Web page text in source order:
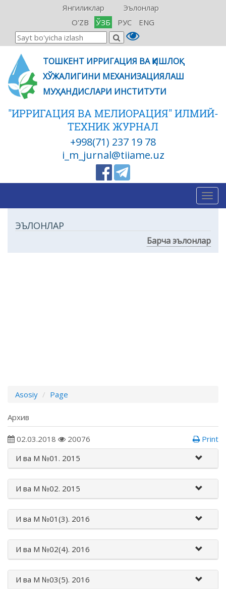
Янгиликлар
Эълонлар
O'ZB
ЎЗБ РУС ENG
ТОШКЕНТ ИРРИГАЦИЯ ВА ҚИШЛОҚ
ХЎЖАЛИГИНИ МЕХАНИЗАЦИЯЛАШ
МУҲАНДИСЛАРИ ИНСТИТУТИ
"ИРРИГАЦИЯ ВА МЕЛИОРАЦИЯ" ИЛМИЙ-
ТЕХНИК ЖУРНАЛ
+998(71) 237 19 78
i_m_jurnal@tiiame.uz
ЭЪЛОНЛАР
Барча эълонлар
Asosiy Page
Архив
02.03.2018 20076
Print
И ва М №01. 2015
И ва М №02. 2015
И ва М №01(3). 2016
И ва М №02(4). 2016
И ва М №03(5). 2016